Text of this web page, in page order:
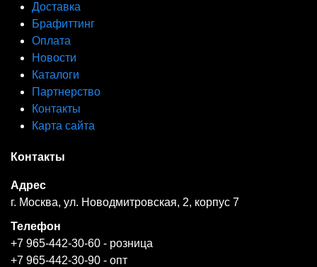
Доставка
Брафиттинг
Оплата
Новости
Каталоги
Партнерство
Контакты
Карта сайта
Контакты
Адрес
г. Москва, ул. Новодмитровская, 2, корпус 7
Телефон
+7 965-442-30-60 - розница
+7 965-442-30-90 - опт